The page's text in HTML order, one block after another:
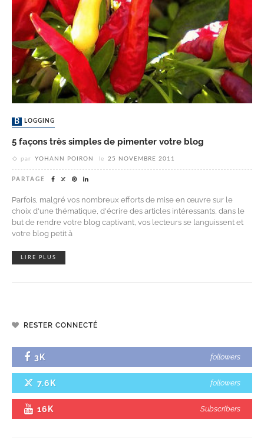
BLOGGING
5 façons très simples de pimenter votre blog
par YOHANN POIRON le 25 NOVEMBRE 2011
PARTAGE
Parfois, malgré vos nombreux efforts de mise en œuvre sur le
choix d'une thématique, d'écrire des articles intéressants, dans le
but de rendre votre blog captivant, vos lecteurs se languissent et
votre blog petit à
LIRE PLUS
RESTER CONNECTÉ
3K followers
7.6K followers
16K Subscribers